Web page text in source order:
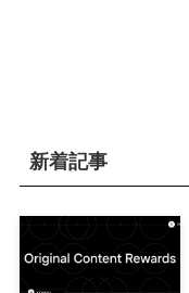
新着記事